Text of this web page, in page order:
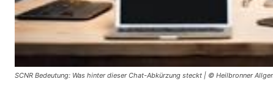
SCNR Bedeutung: Was hinter dieser Chat-Abkürzung steckt | © Heilbronner